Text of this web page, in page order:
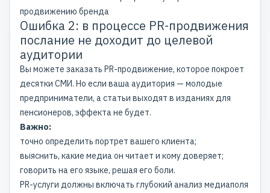
продвижению бренда
Ошибка 2: в процессе PR-продвижения
послание не доходит до целевой
аудитории
Вы можете заказать PR-продвижение, которое покроет
десятки СМИ. Но если ваша аудитория — молодые
предприниматели, а статьи выходят в изданиях для
пенсионеров, эффекта не будет.
Важно:
точно определить портрет вашего клиента;
выяснить, какие медиа он читает и кому доверяет;
говорить на его языке, решая его боли.
PR-услуги должны включать глубокий анализ медиаполя